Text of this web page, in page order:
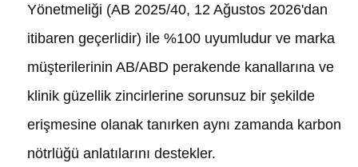
Yönetmeliği (AB 2025/40, 12 Ağustos 2026'dan
itibaren geçerlidir) ile %100 uyumludur ve marka
müşterilerinin AB/ABD perakende kanallarına ve
klinik güzellik zincirlerine sorunsuz bir şekilde
erişmesine olanak tanırken aynı zamanda karbon
nötrlüğü anlatılarını destekler.